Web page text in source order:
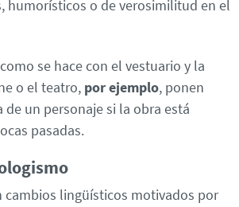
humorísticos o de verosimilitud en el
se hace con el vestuario y la
o el teatro, por ejemplo, ponen
de un personaje si la obra está
pasadas.
cambios lingüísticos motivados por